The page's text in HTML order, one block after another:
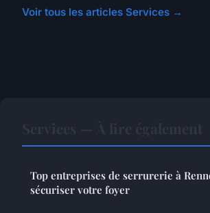
Voir tous les articles Services →
Top entreprises de serrurerie à
sécuriser votre foyer